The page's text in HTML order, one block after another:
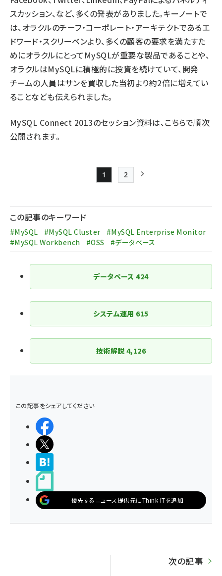
スカッション、など、多くの発表がありました。キーノートで
は、オラクルのチーフ・コーポレート・アーキテクトであるエ
ドワード・スクリーベンより、多くの顧客の要求を満たすた
めにオラクルにとってMySQLが重要な製品であることや、
オラクルはMySQLに積極的に投資を続けていて、開発
チームの人員はサンを買収した当初より約2倍に増えてい
ることなども伝えられました。
MySQL Connect 2013のセッション資料は、こちらで順次
公開されます。
送
り
Page
1
Page
2
この記事のキーワード
#MySQL #MySQL Cluster
#MySQL Enterprise Monitor
#MySQL Workbench
#OSS #データベース
データベース424
システム運用 615
技術解説 4,126
この記事をシェアしてください
優先するニュース提供元にThink ITを追加
次の記事